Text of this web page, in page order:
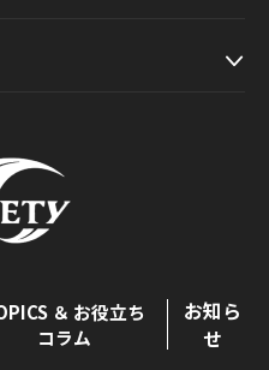
＆ お役立ち
コラム
お知ら
せ